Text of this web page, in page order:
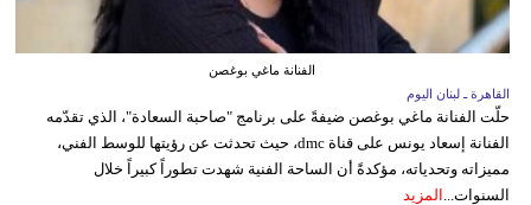
الفنانة ماغي بوغصن
القاهرة ـ لبنان اليوم
حلّت الفنانة ماغي بوغصن ضيفةً على برنامج "صاحبة السعادة"، الذي تقدّمه
الفنانة إسعاد يونس على قناة dmc، حيث تحدثت عن رؤيتها للوسط الفني،
مميزاته وتحدياته، مؤكدةً أن الساحة الفنية شهدت تطوراً كبيراً خلال
السنوات... المزيد